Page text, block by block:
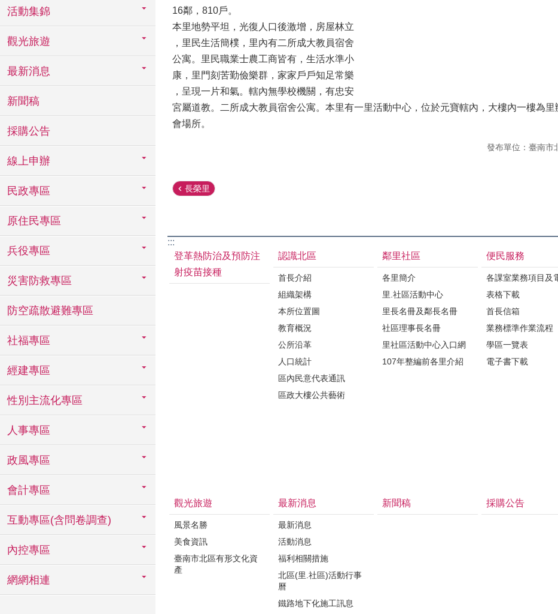
活動集錦
觀光旅遊
最新消息
新聞稿
採購公告
線上申辦
民政專區
原住民專區
兵役專區
災害防救專區
防空疏散避難專區
社福專區
經建專區
性別主流化專區
人事專區
政風專區
會計專區
互動專區(含問卷調查)
內控專區
網網相連
16鄰，810戶。
本里地勢平坦，光復人口後激增，房屋林立
，里民生活簡樸，里內有二所成大教員宿舍
公寓。里民職業士農工商皆有，生活水準小
康，里門刻苦勤儉樂群，家家戶戶知足常樂
，呈現一片和氣。轄內無學校機關，有忠安
宮屬道教。二所成大教員宿舍公寓。本里有一里活動中心，位於元寶轄內，大樓內一樓為
會場所。
發布單位：臺南市
長榮里
:::
登革熱防治及預防注
射疫苗接種
認識北區
首長介紹
組織架構
本所位置圖
教育概況
公所沿革
人口統計
區內民意代表通訊
區政大樓公共藝術
鄰里社區
各里簡介
里.社區活動中心
里長名冊及鄰長名冊
社區理事長名冊
里社區活動中心入口網
107年整編前各里介紹
便民服務
各課室業務項目及
表格下載
首長信箱
業務標準作業流程
學區一覽表
電子書下載
觀光旅遊
風景名勝
美食資訊
臺南市北區有形文化資
產
最新消息
最新消息
活動消息
福利相關措施
北區(里.社區)活動行事
曆
鐵路地下化施工訊息
新聞稿 採購公告